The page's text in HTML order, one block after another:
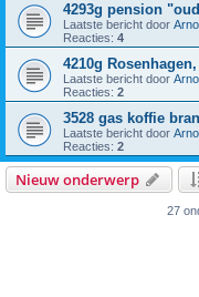
4293g pension
Laatste bericht door
Reacties: 4
4210g
Laatste bericht door
Reacties: 2
3528 gas koffie
Laatste bericht door
Reacties: 2
Nieuw onderwerp
27